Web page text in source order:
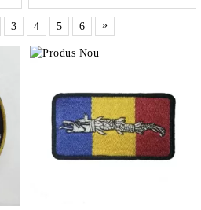
3 4 5 6 »